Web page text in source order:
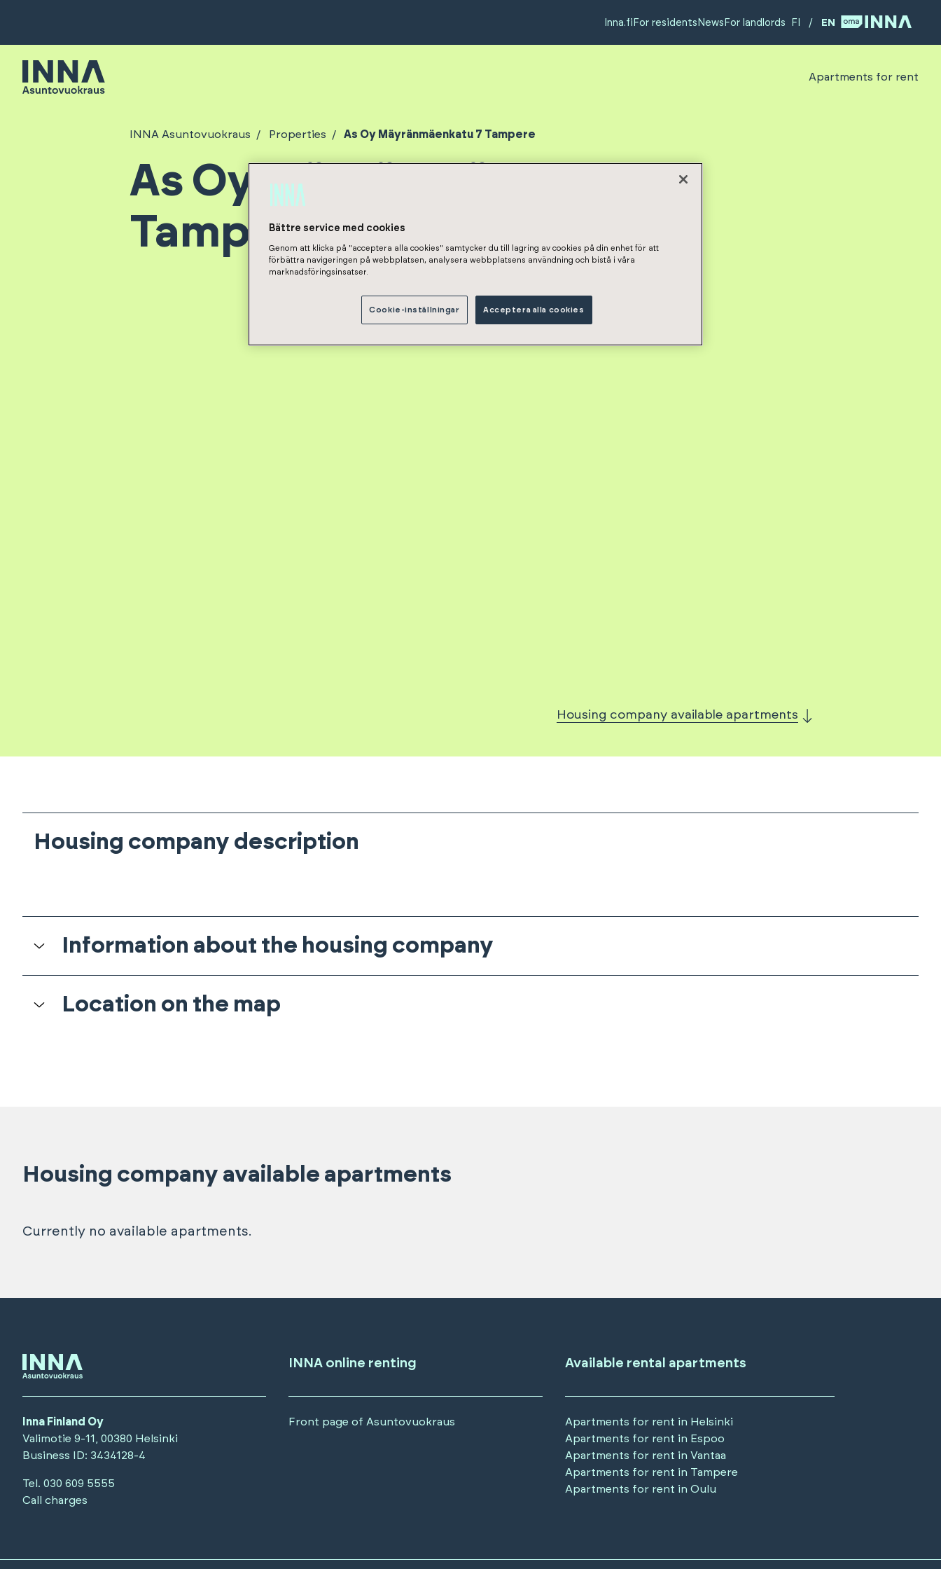
Inna.fi For residents News For landlords FI / EN
Apartments for rent
INNA Asuntovuokraus Properties As Oy Mäyränmäenkatu 7 Tampere
As Oy Mäyränmäenkatu 7
Tampere
Housing company available apartments
Housing company description
Information about the housing company
Location on the map
Housing company available apartments
Currently no available apartments.
Inna Finland Oy
Valimotie 9-11, 00380 Helsinki
Business ID: 3434128-4
Tel. 030 609 5555
Call charges
INNA online renting
Front page of Asuntovuokraus
Available rental apartments
Apartments for rent in Helsinki
Apartments for rent in Espoo
Apartments for rent inVantaa
Apartments for rent in Tampere
Apartments for rent inOulu
Bättre service med cookies
Genom att klicka på "acceptera alla cookies" samtycker du till lagring av cookies på din enhet för att
förbättra navigeringen på webbplatsen, analysera webbplatsens användning och bistå i våra
marknadsföringsinsatser.
Cookie-inställningar Acceptera alla cookies